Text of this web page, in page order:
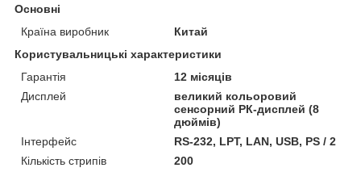
Основні
Країна виробник
Китай
Користувальницькі характеристики
Гарантія
12 місяців
Дисплей
великий кольоровий
сенсорний РК-дисплей (8
дюймів)
Інтерфейс
RS-232, LPT, LAN, USB, PS / 2
Кількість стрипів
200